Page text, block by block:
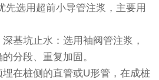
先选用超前小导管注浆，主要用
基坑止水：选用袖阀管注浆，
分段、重复加固。
在桩侧的直管或U形管，在成桩